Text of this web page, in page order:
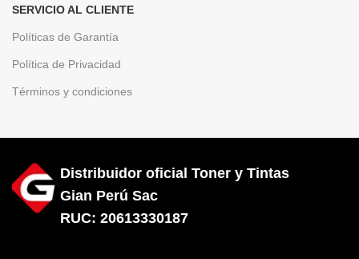
SERVICIO AL CLIENTE
Políticas de Garantía
Política de Privacidad
Términos y condiciones
Distribuidor oficial Toner y Tintas
Gian Perú Sac
RUC: 20613330187